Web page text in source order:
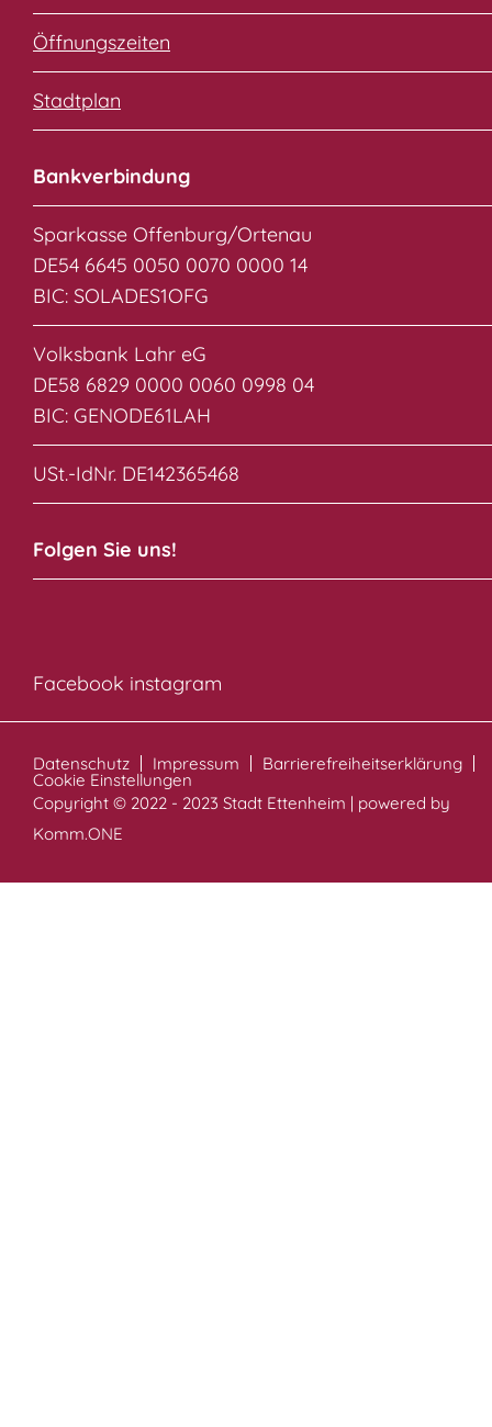
Öffnungszeiten
Stadtplan
Bankverbindung
Sparkasse Offenburg/Ortenau
DE54 6645 0050 0070 0000 14
BIC: SOLADES1OFG
Volksbank Lahr eG
DE58 6829 0000 0060 0998 04
BIC: GENODE61LAH
USt.-IdNr. DE142365468
Folgen Sie uns!
Facebook instagram
Datenschutz Impressum Barrierefreiheitserklärung
Cookie Einstellungen
Copyright © 2022 - 2023 Stadt Ettenheim | powered by
Komm.ONE